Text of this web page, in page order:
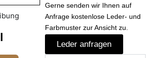
Gerne senden wir Ihnen auf
Anfrage kostenlose Leder- und
Farbmuster zur Ansicht zu.
Leder anfragen